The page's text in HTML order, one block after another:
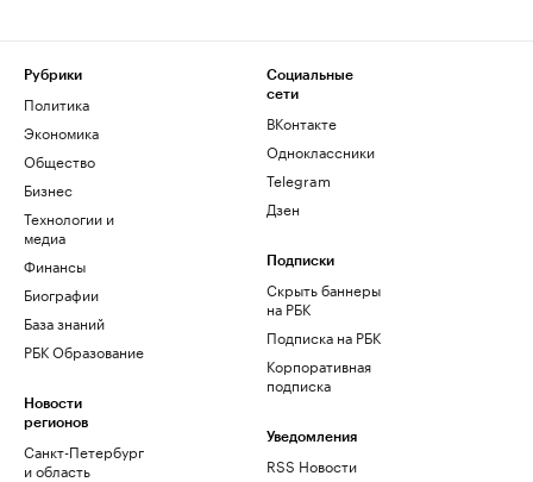
Рубрики
Политика
Экономика
Общество
Бизнес
Технологии и
медиа
Финансы
Биографии
База знаний
РБК Образование
Новости
регионов
Санкт-Петербург
и область
Социальные
сети
ВКонтакте
Одноклассники
Telegram
Дзен
Подписки
Скрыть баннеры
на РБК
Подписка на РБК
Корпоративная
подписка
Уведомления
RSS Новости